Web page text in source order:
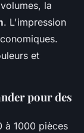
la
. L'impression
et
pour des
à 1000 pièces